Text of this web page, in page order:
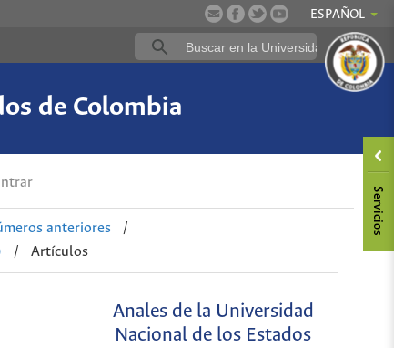
ESPAÑOL
de Colombia
anteriores
/
/ Artículos
Anales de la Universidad
Nacional de los Estados